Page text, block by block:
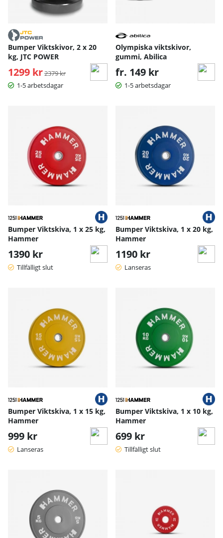
Bumper Viktskivor, 2 x 20
kg, JTC POWER
1299 kr Ordinarie pris:
2379 kr
1-5 arbetsdagar
Olympiska viktskivor,
gummi, Abilica
fr. 149 kr
1-5 arbetsdagar
Bumper Viktskiva, 1 x 25 kg,
Hammer
1390 kr
Tillfälligt slut
Bumper Viktskiva, 1 x 20 kg,
Hammer
1190 kr
Lanseras
Bumper Viktskiva, 1 x 15 kg,
Hammer
999 kr
Lanseras
Bumper Viktskiva, 1 x 10 kg,
Hammer
699 kr
Tillfälligt slut